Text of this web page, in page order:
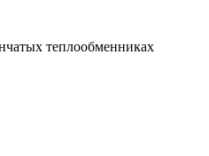
теплообменниках